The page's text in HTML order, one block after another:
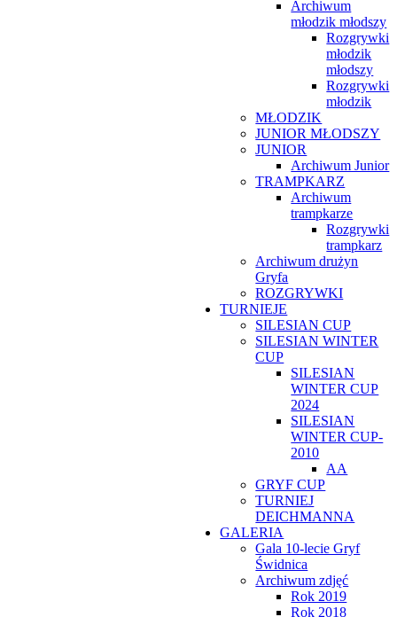
Archiwum
młodzik młodszy
Rozgrywki
młodzik
młodszy
Rozgrywki
młodzik
MŁODZIK
JUNIOR MŁODSZY
JUNIOR
Archiwum Junior
TRAMPKARZ
Archiwum
trampkarze
Rozgrywki
trampkarz
Archiwum drużyn
Gryfa
ROZGRYWKI
TURNIEJE
SILESIAN CUP
SILESIAN WINTER
CUP
SILESIAN
WINTER CUP
2024
SILESIAN
WINTER CUP-
2010
AA
GRYF CUP
TURNIEJ
DEICHMANNA
GALERIA
Gala 10-lecie Gryf
Świdnica
Archiwum zdjęć
Rok 2019
Rok 2018